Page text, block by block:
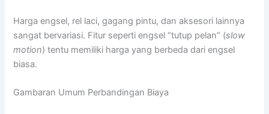
Harga engsel, rel laci, gagang pintu, dan aksesori lainnya
sangat bervariasi. Fitur seperti engsel “tutup pelan” (slow
motion) tentu memiliki harga yang berbeda dari engsel
biasa.
Gambaran Umum Perbandingan Biaya